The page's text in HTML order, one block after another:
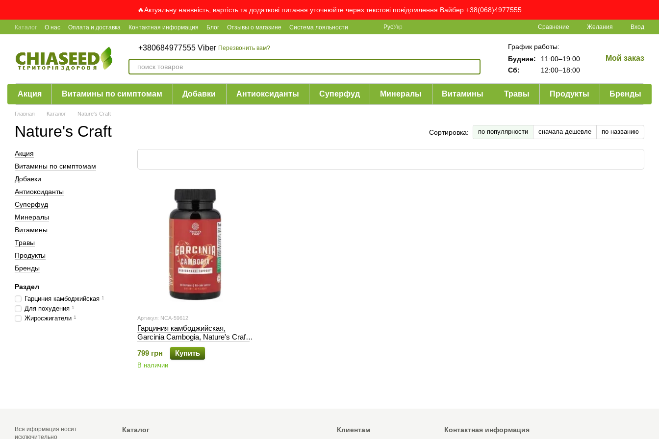
🔥Актуальну наявність, вартість та додаткові питання уточнюйте через текстові повідомлення Вайбер +38(068)4977555
Каталог О нас Оплата и доставка Контактная информация Блог Отзывы о магазине Система лояльности РусУкр Сравнение Желания Вход
+380684977555 Viber Перезвонить вам?
График работы:
Будние:
11:00–19:00
Сб:
12:00–18:00
Мой заказ
Акция Витамины по симптомам Добавки Антиоксиданты Суперфуд Минералы Витамины Травы Продукты Бренды
Главная Каталог Nature's Craft
Nature's Craft Сортировка: по популярности сначала дешевле по названию
Артикул: NCA-59612
Гарциния камбоджийская,
Garcinia Cambogia, Nature's Craft,
60 капсул
799 грн
Купить
В наличии
Акция
Витамины по симптомам
Добавки
Антиоксиданты
Суперфуд
Минералы
Витамины
Травы
Продукты
Бренды
Раздел
Гарциния камбоджийская 1
Для похудения 1
Жиросжигатели 1
Вся иформация носит
исключительно
Каталог Клиентам Контактная информация